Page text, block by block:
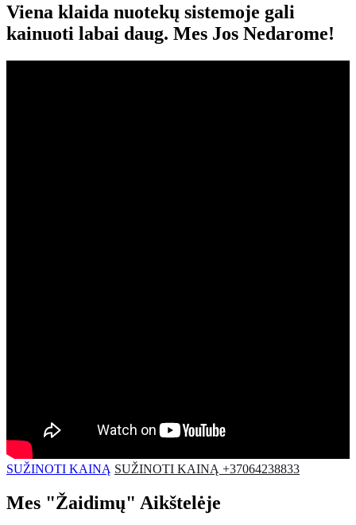
Viena klaida nuotekų sistemoje gali
kainuoti labai daug. Mes Jos Nedarome!
SUŽINOTI KAINĄ SUŽINOTI KAINĄ +37064238833
Mes "Žaidimų" Aikštelėje